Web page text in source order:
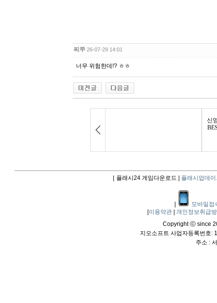
찌쭈 26-07-29 14:01
너무 위험한데!? ㅎㅎ
플래시24 게임다운로드 | 플래시업데이
모바일접
이용약관
개인정보취급
Copyright ⓒ since
지오소프트 사업자등록번호:
주소 :